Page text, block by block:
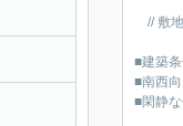
// 敷
■建築
■南西
■閑静